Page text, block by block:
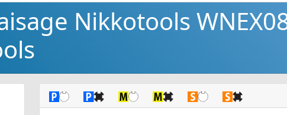
Nikkotools